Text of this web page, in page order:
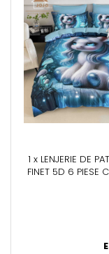
1 x LENJERIE DE
FINET 5D 6 PIESE